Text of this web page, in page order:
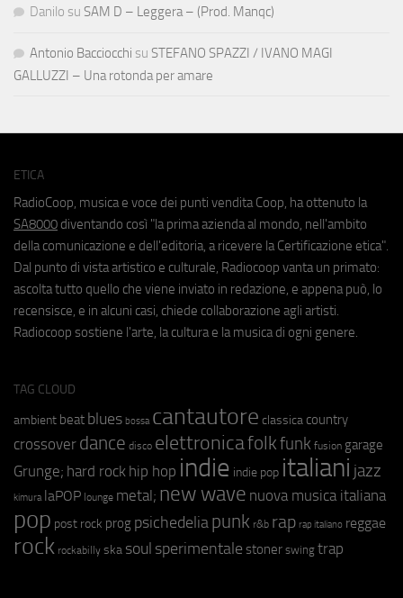
Danilo su SAM D – Leggera – (Prod. Manqc)
Antonio Bacciocchi su STEFANO SPAZZI / IVANO MAGI
GALLUZZI – Una rotonda per amare
ETICA
RadioCoop, musica e voce dei punti vendita Coop, ha ottenuto la
SA8000 diventando così "la prima azienda al mondo, nell'ambito
della comunicazione e dell'editoria, a ricevere la Certificazione etica".
Dal punto di vista artistico e culturale, Radiocoop vanta un primato:
ascolta tutto quello che viene inviato in redazione, e appena può, lo
recensisce, e in alcuni casi, chiede collaborazione agli artisti.
Radiocoop sostiene l'arte, la cultura e la musica di ogni genere.
TAG CLOUD
ambient beat blues bossa cantautore classica country
crossover dance disco elettronicafolkfunk fusion garage
Grunge; hard rock hip hop indie indie pop italiani jazz
kimura laPOP lounge metal; new wave nuova musica italiana
pop post rock prog psichedeliapunk r&b rap rap italiano reggae
rock rockabilly ska soul sperimentale stoner swing trap